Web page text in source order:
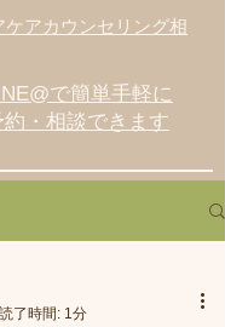
アカウンセリング相
で簡単手軽に
約・相談できます
読了時間: 1分